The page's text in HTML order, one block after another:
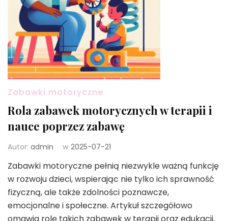
Zabawki motoryczne
Rola zabawek motorycznych w terapii i
nauce poprzez zabawę
Autor: admin w 2025-07-21
Zabawki motoryczne pełnią niezwykle ważną funkcję
w rozwoju dzieci, wspierając nie tylko ich sprawność
fizyczną, ale także zdolności poznawcze,
emocjonalne i społeczne. Artykuł szczegółowo